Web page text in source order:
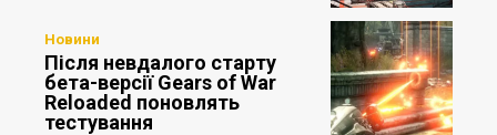
Новини
Після невдалого старту
бета-версії Gears of War
Reloaded поновлять
тестування